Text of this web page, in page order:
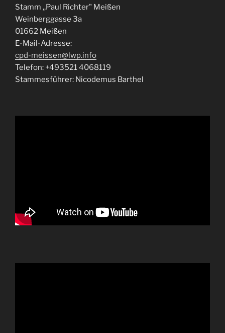
Stamm ,,Paul Richter" Meißen
Weinberggasse 3a
01662 Meißen
E-Mail-Adresse:
cpd-meissen@lwp.info
Telefon: +493521 4068119
Stammesführer: Nicodemus Barthel